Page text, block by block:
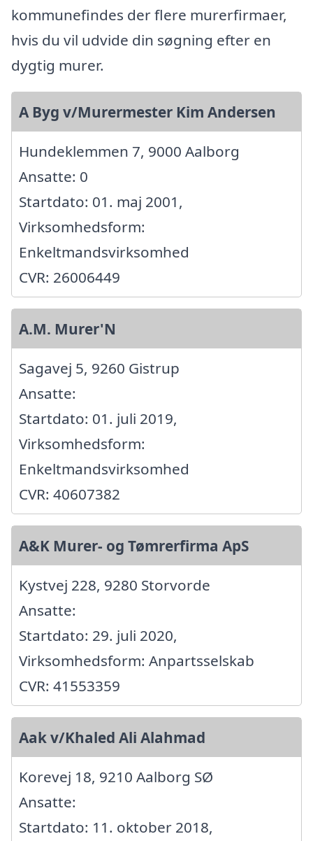
kommunefindes der flere murerfirmaer,
hvis du vil udvide din søgning efter en
dygtig murer.
A Byg v/Murermester Kim Andersen
Hundeklemmen 7, 9000 Aalborg
Ansatte: 0
Startdato: 01. maj 2001,
Virksomhedsform:
Enkeltmandsvirksomhed
CVR: 26006449
A.M. Murer'N
Sagavej 5, 9260 Gistrup
Ansatte:
Startdato: 01. juli 2019,
Virksomhedsform:
Enkeltmandsvirksomhed
CVR: 40607382
A&K Murer- og Tømrerfirma ApS
Kystvej 228, 9280 Storvorde
Ansatte:
Startdato: 29. juli 2020,
Virksomhedsform: Anpartsselskab
CVR: 41553359
Aak v/Khaled Ali Alahmad
Korevej 18, 9210 Aalborg SØ
Ansatte:
Startdato: 11. oktober 2018,